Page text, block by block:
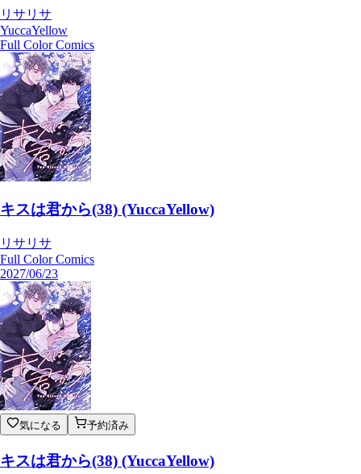
リサリサ
YuccaYellow
Full Color Comics
キスは君から(38) (YuccaYellow)
リサリサ
Full Color Comics
2027/06/23
気になる 予約済み
キスは君から(38) (YuccaYellow)